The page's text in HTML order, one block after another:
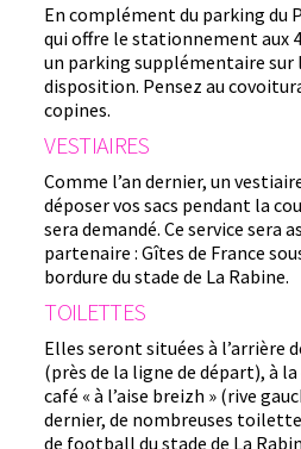
En complément du parking du
qui offre le stationnement aux
un parking supplémentaire sur
disposition. Pensez au
copines.
VESTIAIRES
Comme l’an dernier, un
déposer vos sacs pendant la
sera demandé. Ce service sera
partenaire : Gîtes de France
bordure du stade de La Rabine.
TOILETTES
Elles seront situées à l’arrière
(près de la ligne de départ), à
café « à l’aise breizh » (rive
dernier, de nombreuses
de football du stade de La